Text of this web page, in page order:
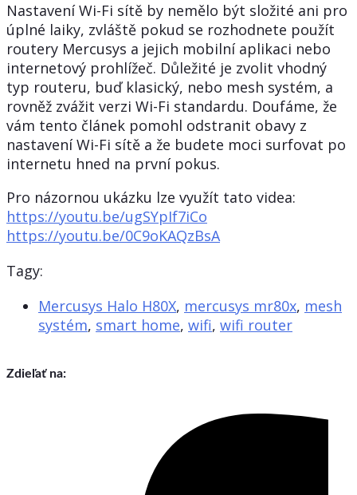
Nastavení Wi-Fi sítě by nemělo být složité ani pro
úplné laiky, zvláště pokud se rozhodnete použít
routery Mercusys a jejich mobilní aplikaci nebo
internetový prohlížeč. Důležité je zvolit vhodný
typ routeru, buď klasický, nebo mesh systém, a
rovněž zvážit verzi Wi-Fi standardu. Doufáme, že
vám tento článek pomohl odstranit obavy z
nastavení Wi-Fi sítě a že budete moci surfovat po
internetu hned na první pokus.
Pro názornou ukázku lze využít tato videa:
https://youtu.be/ugSYpIf7iCo
https://youtu.be/0C9oKAQzBsA
Tagy:
Mercusys Halo H80X, mercusys mr80x, mesh
systém, smart home, wifi, wifi router
Zdieľať na: